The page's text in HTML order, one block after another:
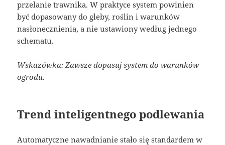
przelanie trawnika. W praktyce system powinien
być dopasowany do gleby, roślin i warunków
nasłonecznienia, a nie ustawiony według jednego
schematu.
Wskazówka: Zawsze dopasuj system do warunków
ogrodu.
Trend inteligentnego podlewania
Automatyczne nawadnianie stało się standardem w